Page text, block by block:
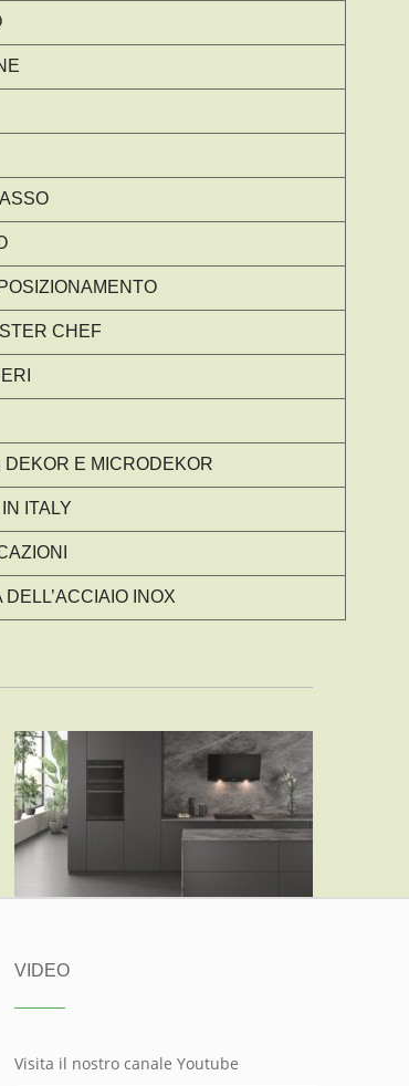
CHEF
DEKOR E MICRODEKOR
ITALY
DELL’ACCIAIO INOX
ELETTRODOMESTICI INCASSO
WHIRLPOOL
VIDEO
Visita il nostro canale Youtube